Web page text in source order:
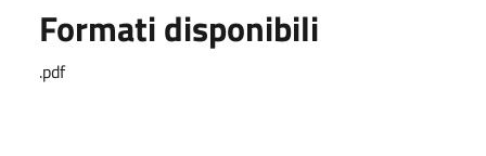
Formati disponibili
.pdf